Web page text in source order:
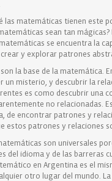
las matemáticas tienen este
sean tan
se encuentra la
crear y explorar patrones
la base de la matemática.
un misterio, y descubrir la
es como descubrir una
no relacionadas.
de encontrar patrones y
estos patrones y relaciones
son universales
del idioma y de las barreras
en Argentina es el
otro lugar del mundo.